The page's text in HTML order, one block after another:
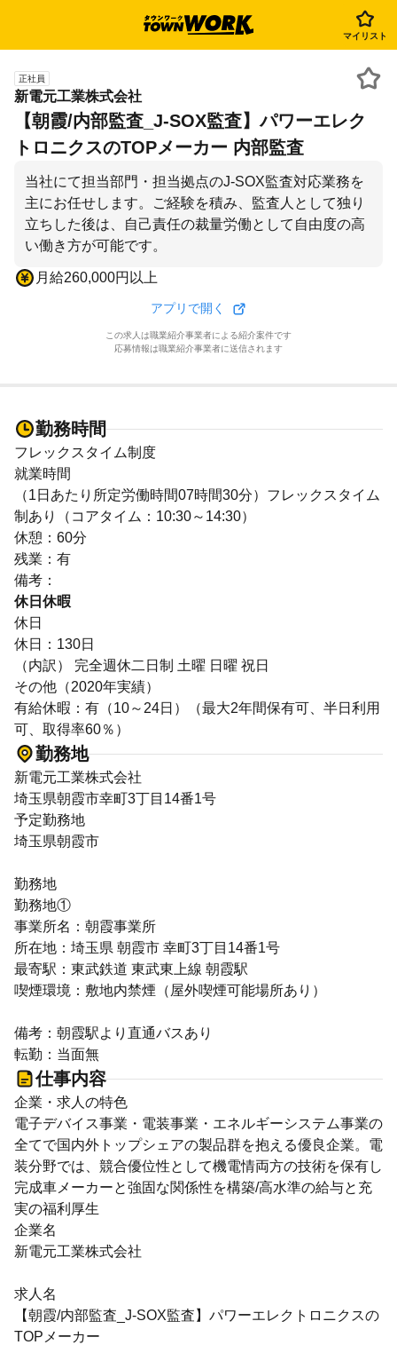
マイリスト
正社員
新電元工業株式会社
【朝霞/内部監査_J-SOX監査】パワーエレク
トロニクスのTOPメーカー 内部監査
当社にて担当部門・担当拠点のJ-SOX監査対応業務を
主にお任せします。ご経験を積み、監査人として独り
立ちした後は、自己責任の裁量労働として自由度の高
い働き方が可能です。
月給260,000円以上
アプリで開く
この求人は職業紹介事業者による紹介案件です
応募情報は職業紹介事業者に送信されます
勤務時間
フレックスタイム制度
就業時間
（1日あたり所定労働時間07時間30分）フレックスタイム
制あり（コアタイム：10:30～14:30）
休憩：60分
残業：有
備考：
休日休暇
休日
休日：130日
（内訳） 完全週休二日制 土曜 日曜 祝日
その他（2020年実績）
有給休暇：有（10～24日）（最大2年間保有可、半日利用
可、取得率60％）
勤務地
新電元工業株式会社
埼玉県朝霞市幸町3丁目14番1号
予定勤務地
埼玉県朝霞市
勤務地
勤務地①
事業所名：朝霞事業所
所在地：埼玉県 朝霞市 幸町3丁目14番1号
最寄駅：東武鉄道 東武東上線 朝霞駅
喫煙環境：敷地内禁煙（屋外喫煙可能場所あり）
備考：朝霞駅より直通バスあり
転勤：当面無
仕事内容
企業・求人の特色
電子デバイス事業・電装事業・エネルギーシステム事業の
全てで国内外トップシェアの製品群を抱える優良企業。電
装分野では、競合優位性として機電情両方の技術を保有し
完成車メーカーと強固な関係性を構築/高水準の給与と充
実の福利厚生
企業名
新電元工業株式会社
求人名
【朝霞/内部監査_J-SOX監査】パワーエレクトロニクスの
TOPメーカー